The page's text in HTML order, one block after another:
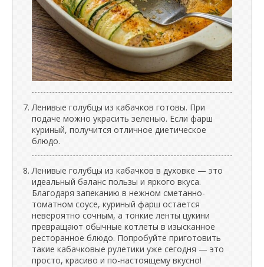
Ленивые голубцы из кабачков готовы. При
подаче можно украсить зеленью. Если фарш
куриный, получится отличное диетическое
блюдо.
Ленивые голубцы из кабачков в духовке — это
идеальный баланс пользы и яркого вкуса.
Благодаря запеканию в нежном сметанно-
томатном соусе, куриный фарш остается
невероятно сочным, а тонкие ленты цукини
превращают обычные котлеты в изысканное
ресторанное блюдо. Попробуйте приготовить
такие кабачковые рулетики уже сегодня — это
просто, красиво и по-настоящему вкусно!